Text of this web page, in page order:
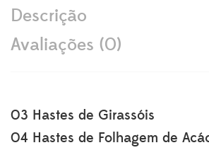
Descrição
Avaliações (0)
03 Hastes de Girassóis
04 Hastes de Folhagem de